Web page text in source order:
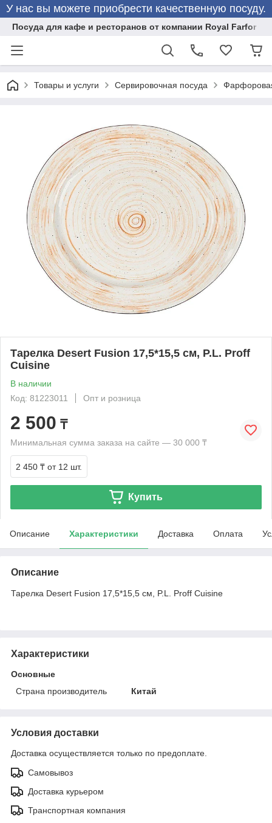
У нас вы можете приобрести качественную посуду.
Посуда для кафе и ресторанов от компании Royal Farfor
Товары и услуги Сервировочная посуда
Тарелка Desert Fusion 17,5*15,5 см, P.L. Proff
Cuisine
В наличии
Код: 81223011
Опт и розница
2 500 ₸
Минимальная сумма заказа на сайте — 30 000 ₸
2 450 ₸ от 12 шт.
Купить
Описание Характеристики Доставка Оплата
Описание
Тарелка Desert Fusion 17,5*15,5 см, P.L. Proff Cuisine
Характеристики
Основные
Страна производитель
Китай
Условия доставки
Доставка осуществляется только по предоплате.
Самовывоз
Доставка курьером
Транспортная компания